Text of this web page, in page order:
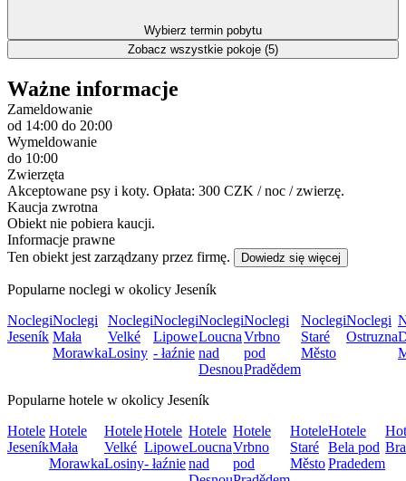
Wybierz termin pobytu
Zobacz wszystkie pokoje (5)
Ważne informacje
Zameldowanie
od 14:00 do 20:00
Wymeldowanie
do 10:00
Zwierzęta
Akceptowane psy i koty. Opłata: 300 CZK / noc / zwierzę.
Kaucja zwrotna
Obiekt nie pobiera kaucji.
Informacje prawne
Ten obiekt jest zarządzany przez firmę.
Dowiedz się więcej
Popularne noclegi w okolicy Jeseník
Noclegi
Jeseník
Noclegi
Mała
Morawka
Noclegi
Velké
Losiny
Noclegi
Lipowe
- łaźnie
Noclegi
Loucna
nad
Desnou
Noclegi
Vrbno
pod
Pradědem
Noclegi
Staré
Město
Noclegi
Ostruzna
Popularne hotele w okolicy Jeseník
Hotele
Jeseník
Hotele
Mała
Morawka
Hotele
Velké
Losiny
Hotele
Lipowe
- łaźnie
Hotele
Loucna
nad
Hotele
Vrbno
pod
Hotele
Staré
Město
Hotele
Bela pod
Pradedem